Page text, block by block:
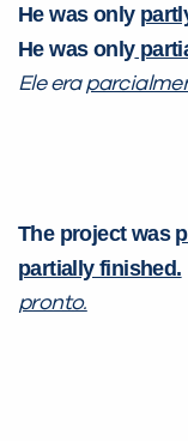
He was only
He was only
Ele era
The project was
partially finished.
pronto.